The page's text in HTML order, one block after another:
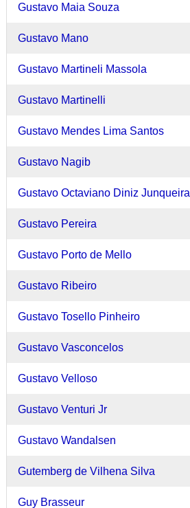
Gustavo Maia Souza
Gustavo Mano
Gustavo Martineli Massola
Gustavo Martinelli
Gustavo Mendes Lima Santos
Gustavo Nagib
Gustavo Octaviano Diniz Junqueira
Gustavo Pereira
Gustavo Porto de Mello
Gustavo Ribeiro
Gustavo Tosello Pinheiro
Gustavo Vasconcelos
Gustavo Velloso
Gustavo Venturi Jr
Gustavo Wandalsen
Gutemberg de Vilhena Silva
Guy Brasseur